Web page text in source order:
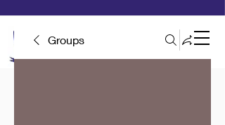
MENU
Groups